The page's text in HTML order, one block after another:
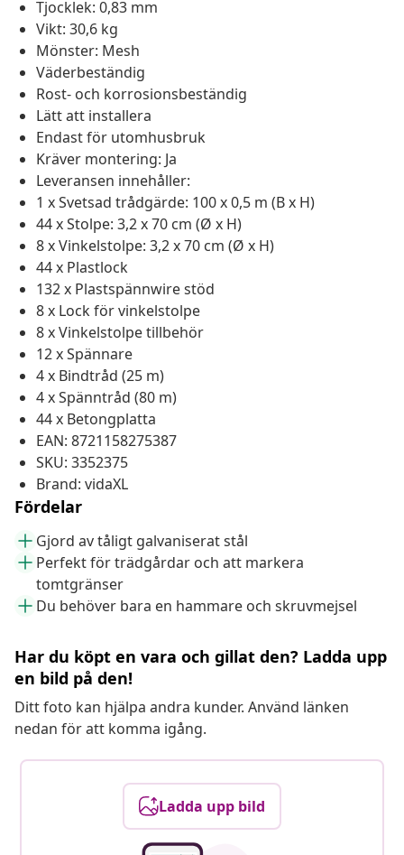
Tjocklek: 0,83 mm
Vikt: 30,6 kg
Mönster: Mesh
Väderbeständig
Rost- och korrosionsbeständig
Lätt att installera
Endast för utomhusbruk
Kräver montering: Ja
Leveransen innehåller:
1 x Svetsad trådgärde: 100 x 0,5 m (B x H)
44 x Stolpe: 3,2 x 70 cm (Ø x H)
8 x Vinkelstolpe: 3,2 x 70 cm (Ø x H)
44 x Plastlock
132 x Plastspännwire stöd
8 x Lock för vinkelstolpe
8 x Vinkelstolpe tillbehör
12 x Spännare
4 x Bindtråd (25 m)
4 x Spänntråd (80 m)
44 x Betongplatta
EAN: 8721158275387
SKU: 3352375
Brand: vidaXL
Fördelar
Gjord av tåligt galvaniserat stål
Perfekt för trädgårdar och att markera
tomtgränser
Du behöver bara en hammare och skruvmejsel
Har du köpt en vara och gillat den? Ladda upp
en bild på den!
Ditt foto kan hjälpa andra kunder. Använd länken
nedan för att komma igång.
Ladda upp bild